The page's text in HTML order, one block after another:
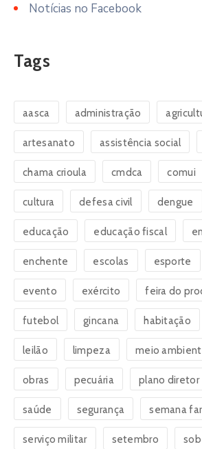
Notícias no Facebook
Tags
aasca administração
artesanato assistência social
chama crioula cmdca comui
cultura defesa civil dengue
educação educação fiscal
enchente escolas esporte
evento exército feira do
futebol gincana habitação
leilão limpeza meio
obras pecuária plano diretor
saúde segurança semana
serviço militar setembro